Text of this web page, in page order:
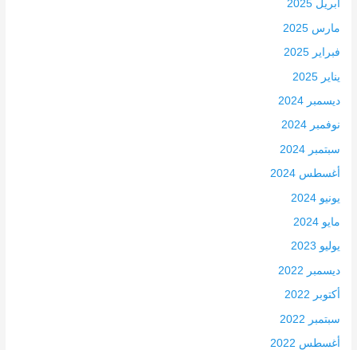
أبريل 2025
مارس 2025
فبراير 2025
يناير 2025
ديسمبر 2024
نوفمبر 2024
سبتمبر 2024
أغسطس 2024
يونيو 2024
مايو 2024
يوليو 2023
ديسمبر 2022
أكتوبر 2022
سبتمبر 2022
أغسطس 2022